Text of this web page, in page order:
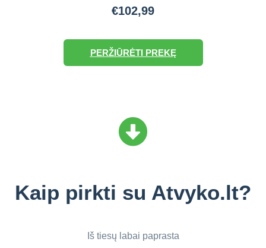
€102,99
PERŽIŪRĖTI PREKĘ
Kaip pirkti su Atvyko.lt?
Iš tiesų labai paprasta